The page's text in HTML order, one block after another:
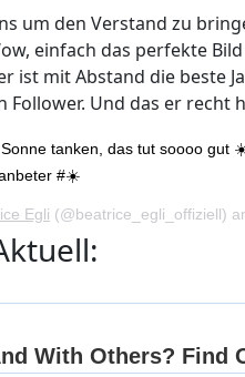
um den Verstand zu
einfach das perfekte
ist mit Abstand die beste
Follower. Und das er recht
tanken, das tut soooo gut
#☀️
Egli (@beatrice_egli_offiziell)